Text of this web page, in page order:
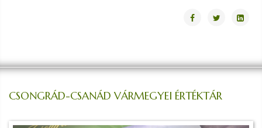
CSONGRÁD-CSANÁD VÁRMEGYEI ÉRTÉKTÁR